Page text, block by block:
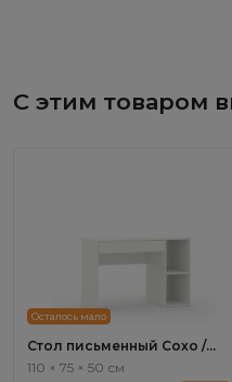
С этим товаром
Осталось мало
Стол письменный Сохо /
Soho МП.001
110 × 75 × 50 см